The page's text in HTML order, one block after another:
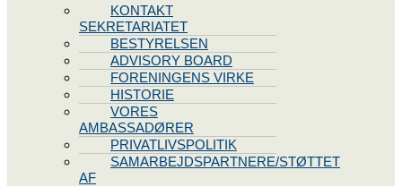
KONTAKT
SEKRETARIATET
BESTYRELSEN
ADVISORY BOARD
FORENINGENS VIRKE
HISTORIE
VORES
AMBASSADØRER
PRIVATLIVSPOLITIK
SAMARBEJDSPARTNERE/STØTTET
AF